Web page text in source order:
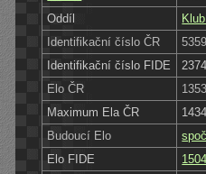
Oddíl
Identifikační číslo ČR
Identifikační číslo FIDE
Elo ČR
1353
Maximum Ela ČR
Budoucí Elo
Elo FIDE
1504